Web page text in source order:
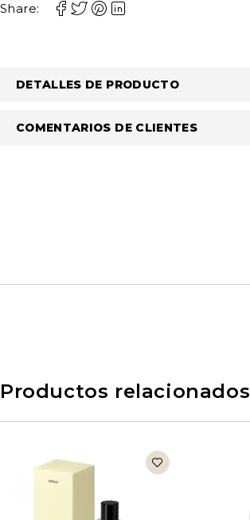
Share:
DETALLES DE PRODUCTO
COMENTARIOS DE CLIENTES
Productos relacionados